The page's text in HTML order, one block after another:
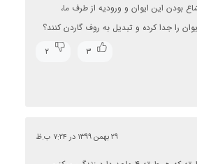
بودن این ایوان و ورودیه از طرف ما،
را جدا کرده و تبدیل به روف گاردن کنند؟
۳
۲
۲۹ بهمن ۱۳۹۹ در ۷:۲۴ ب.ظ